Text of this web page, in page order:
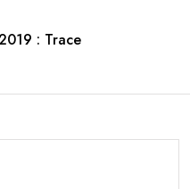
: Trace